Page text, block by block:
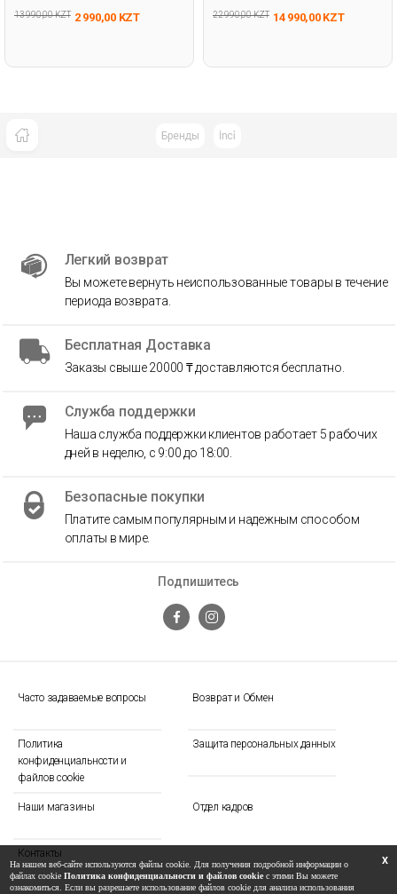
13 990,00 KZT 2 990,00 KZT 22 990,00 KZT 14 990,00 KZT
Бренды İnci̇
Часто задаваемые вопросы Возврат и Обмен
Политика
конфиденциальности и
файлов cookie
Защита персональных данных
Наши магазины Отдел кадров
Контакты
Подпишитесь
Легкий возврат
Вы можете вернуть неиспользованные товары в течение
периода возврата.
Бесплатная Доставка
Заказы свыше 20000 ₸ доставляются бесплатно.
Служба поддержки
Наша служба поддержки клиентов работает 5 рабочих
дней в неделю, с 9:00 до 18:00.
Безопасные покупки
Платите самым популярным и надежным способом
оплаты в мире.
X
На нашем веб-сайте используются файлы cookie. Для получения подробной информации о
файлах cookie Политика конфиденциальности и файлов cookie с этими Вы можете
ознакомиться. Если вы разрешаете использование файлов cookie для анализа использования